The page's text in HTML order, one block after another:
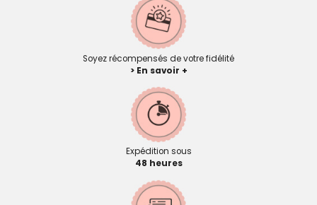
Soyez récompensés de votre fidélité
> En savoir +
Expédition sous
48 heures